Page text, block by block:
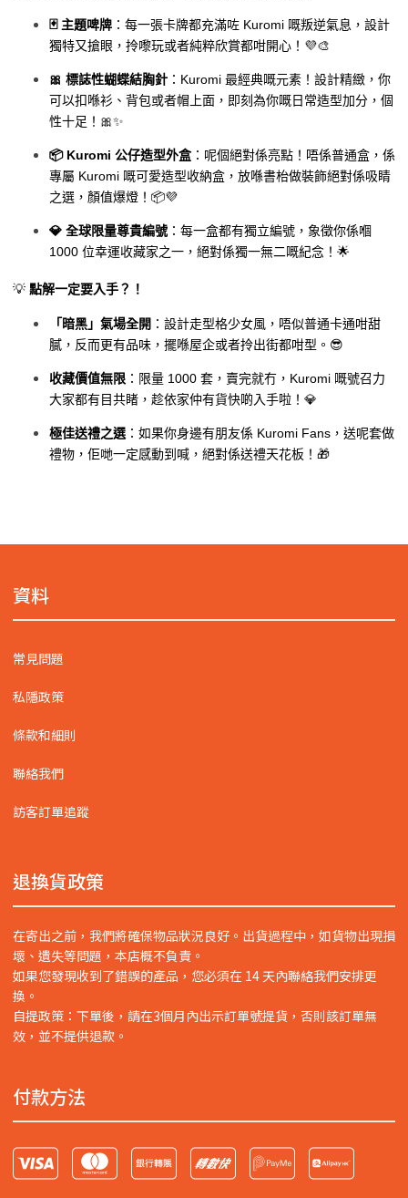
🃏 主題啤牌 ：每一張卡牌都充滿咗 Kuromi 嘅叛逆氣息，設計
獨特又搶眼，拎嚟玩或者純粹欣賞都咁開心！💜🎨
🎀 標誌性蝴蝶結胸針 ：Kuromi 最經典嘅元素！設計精緻，你
可以扣喺衫、背包或者帽上面，即刻為你嘅日常造型加分，個
性十足！🎀✨
📦 Kuromi 公仔造型外盒：呢個絕對係亮點！唔係普通盒，係
專屬 Kuromi 嘅可愛造型收納盒，放喺書枱做裝飾絕對係吸睛
之選，顏值爆燈！📦💜
💎 全球限量尊貴編號 ：每一盒都有獨立編號，象徵你係嗰
1000 位幸運收藏家之一，絕對係獨一無二嘅紀念！🌟
💡 點解一定要入手？！
「暗黑」氣場全開 ：設計走型格少女風，唔似普通卡通咁甜
膩，反而更有品味，擺喺屋企或者拎出街都咁型。😎
收藏價值無限 ：限量 1000 套，賣完就冇，Kuromi 嘅號召力
大家都有目共睹，趁依家仲有貨快啲入手啦！💎
極佳送禮之選 ：如果你身邊有朋友係 Kuromi Fans，送呢套做
禮物，佢哋一定感動到喊，絕對係送禮天花板！🎁
資料
常見問題
私隱政策
條款和細則
聯絡我們
訪客訂單追蹤
退換貨政策
在寄出之前，我們將確保物品狀況良好。出貨過程中，如貨物出現損
壞、遺失等問題，本店概不負責。
如果您發現收到了錯誤的產品，您必須在 14 天內聯絡我們安排更
換。
自提政策：下單後，請在3個月內出示訂單號提貨，否則該訂單無
效，並不提供退款。
付款方法